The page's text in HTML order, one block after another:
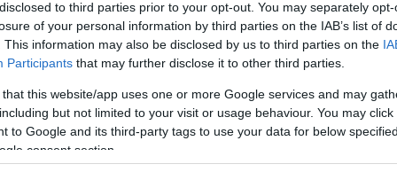
to third parties prior to your opt-out. You may separately
of your personal information by third parties on the IAB’s list of
This information may also be disclosed by us to third parties on the
Participants that may further disclose it to other third parties.
that this website/app uses one or more Google services and may
but not limited to your visit or usage behaviour. You may
to Google and its third-party tags to use your data for below
consent section.
Ερντογάν, που ελέγχει σε ένα μεγάλο
παιχνίδι στη χώρα, έχει αρχίσει να
και συχνότερα μαζί με τον νεότερο γιο του
αποστολές και επίσημες συναντήσεις, ενώ
ενημέρωσης της Τουρκίας προβάλλουν πλέον
δραστηριότητές του.